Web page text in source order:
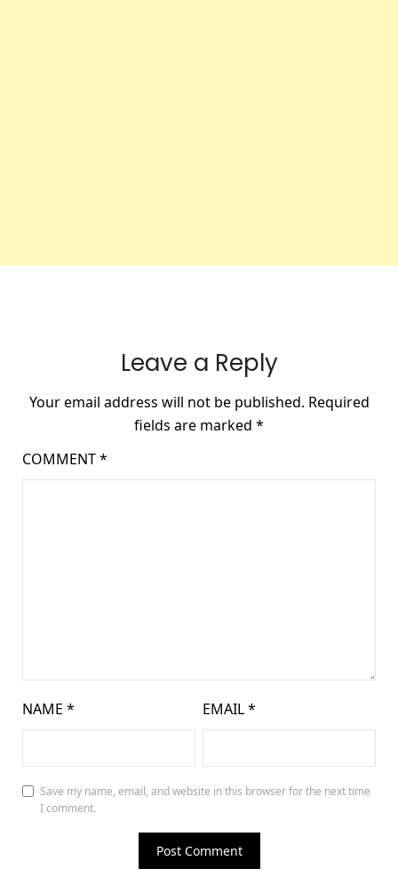
Leave a Reply
Your email address will not be published. Required
fields are marked *
COMMENT*
NAME * EMAIL*
Save my name, email, and website in this browser for the next time
I comment.